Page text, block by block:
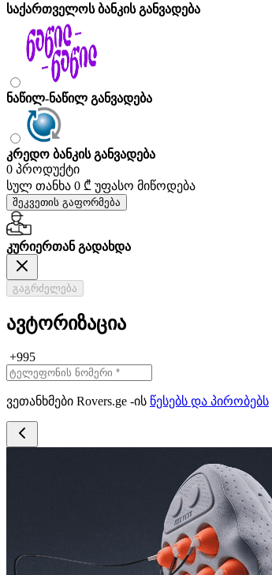
საქართველოს ბანკის განვადება
ნაწილ-ნაწილ განვადება
კრედო ბანკის განვადება
0 პროდუქტი
სულ თანხა 0 ₾ უფასო მიწოდება
შეკვეთის გაფორმება
კურიერთან გადახდა
გაგრძელება
ავტორიზაცია
+995
ვეთანხმები Rovers.ge -ის წესებს და პირობებს